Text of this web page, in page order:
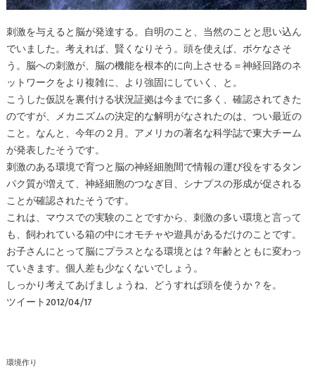
刺激を与えると脳が発達する。自明のこと、当然のことと思い込ん
でいました。考えれば、賢くなりそう。頭を使えば、ボケなさそ
う。脳への刺激が、脳の機能を根本的に向上させる＝神経回路のネ
ットワークをより複雑に、より強固にしていく、と。
こうした仮説を裏付ける状況証拠は今までに多く、確認されてきた
のですが、メカニズムの決定的な解明がなされたのは、つい最近の
こと。なんと、今年の２月。アメリカの著名な科学誌で東大チーム
が発表したそうです。
刺激のある環境で育つと脳の神経細胞間で情報の運び役をするタン
パク質が増えて、神経細胞のつなぎ目、シナプスの形成が促される
ことが確認されたそうです。
これは、マウスでの実験のことですから、刺激の多い環境と言って
も、飼われている箱の中にオモチャや遊具があるだけのことです。
お子さんにとって脳にプラスとなる環境とは？年齢とともに変わっ
ていきます。個人差も少なくないでしょう。
しっかり考えてあげましょうね、どうすれば頭を使うか？を。
ツイート2012/04/17
環境作り